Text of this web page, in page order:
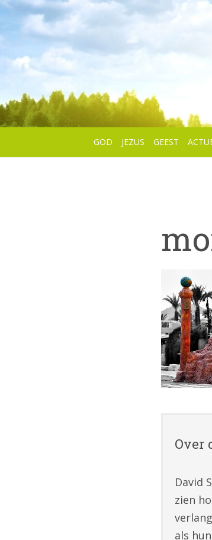
GOD JEZUS GEEST
Over
David
zien
als